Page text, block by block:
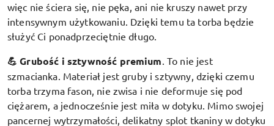
więc nie ściera się, nie pęka, ani nie kruszy nawet przy
intensywnym użytkowaniu. Dzięki temu ta torba będzie
służyć Ci ponadprzeciętnie długo.
💪 Grubość i sztywność premium. To nie jest
szmacianka. Materiał jest gruby i sztywny, dzięki czemu
torba trzyma fason, nie zwisa i nie deformuje się pod
ciężarem, a jednocześnie jest miła w dotyku. Mimo swojej
pancernej wytrzymałości, delikatny splot tkaniny w dotyku